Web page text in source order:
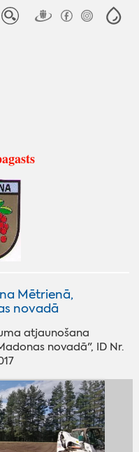
Mētrienā,
novadā
atjaunošana
novadā", ID Nr.